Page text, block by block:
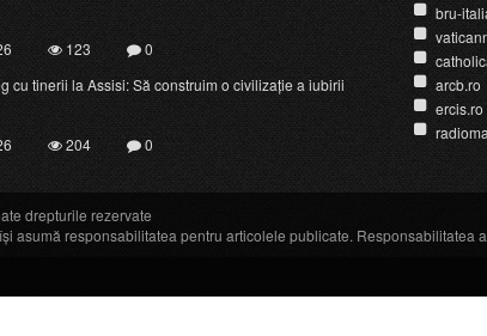
123
0
cu tinerii la Assisi: Să construim o civilizație a iubirii
204 0
bru-
arcb.ro
ercis.ro
drepturile rezervate
asumă responsabilitatea pentru articolele publicate. Responsabilitatea